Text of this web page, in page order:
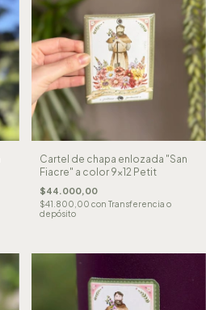
Cartel de chapa enlozada "San
Fiacre" a color 9x12 Petit
$44.000,00
$41.800,00 con Transferencia o
depósito